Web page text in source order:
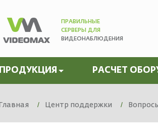
ПРАВИЛЬНЫЕ
СЕРВЕРЫ ДЛЯ
ВИДЕОНАБЛЮДЕНИЯ
ПРОДУКЦИЯ РАСЧЕТ
Главная Центр поддержки